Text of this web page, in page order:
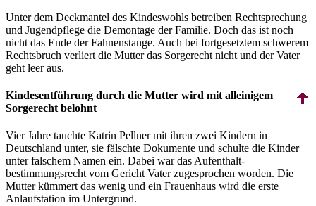
Unter dem Deckmantel des Kindeswohls betreiben Recht­sprechung
und Jugendpflege die Demontage der Familie. Doch das ist noch
nicht das Ende der Fahnenstange. Auch bei fortgesetztem schwerem
Rechts­bruch verliert die Mutter das Sorgerecht nicht und der Vater
geht leer aus.
Kindes­entführung durch die Mutter wird mit alleinigem
Sorgerecht belohnt
Vier Jahre tauchte Katrin Pellner mit ihren zwei Kindern in
Deutschland unter, sie fälschte Dokumente und schulte die Kinder
unter falschem Namen ein. Dabei war das Aufenthalt­
bestimmungsrecht vom Gericht Vater zugesprochen worden. Die
Mutter kümmert das wenig und ein Frauenhaus wird die erste
Anlaufstation im Untergrund.